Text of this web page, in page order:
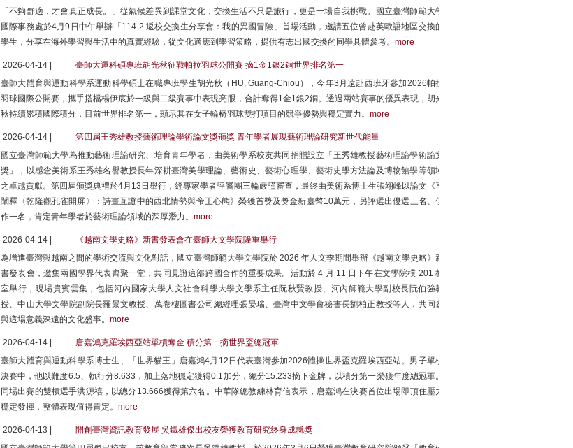
「不夠舒適，才會真正成長。」從氣候差異到課堂文化，交換生活不只是旅行，更是一場自我挑戰。國立臺灣師範大學
國際事務處於4月9日中午舉辦「114-2 返校交換生分享會：我的異國冒險」首場活動，邀請五位曾赴英歐語地區交換的
學生，分享在海外學習與生活中的真實經驗，從文化適應到學習策略，提供有志出國交換的同學具體參考。 more
2026-04-14 |
臺師大運科碩專班胡光秋征戰帕拉羽球公開賽 摘1金1銀2銅世界排名第一
臺師大體育與運動科學系運動科學碩士在職專班學生胡光秋（HU, Guang-Chiou），今年3月遠赴西班牙參加2026帕拉
羽球國際公開賽，攜手搭檔楊伊宸於一級與二級賽事中表現亮眼，合計奪得1金1銀2銅。透過兩站賽事的優異表現，胡光
秋持續累積國際積分，目前世界排名第一，顯示其在女子輪椅羽球雙打項目的競爭優勢與穩定實力。 more
2026-04-14 |
第四屆王秀雄教授藝術理論學術論文獎頒獎 青年學者展現藝術理論研究新世代能量
國立臺灣師範大學為推動藝術理論研究、培育青年學者，由美術學系校友共同捐贈設立「王秀雄教授藝術理論學術論文
獎」，以感念美術系王秀雄名譽教授長年深耕臺灣美學理論、藝術史、藝術心理學、藝術史學方法論及博物館學等領域
之卓越貢獻。第四屆頒獎典禮於4月13日舉行，經專家學者評審團三輪嚴謹審查，最終由美術系博士生張翊峰以論文《再
闡釋〈乾隆觀孔雀開屏〉：詩畫互證中的西北情勢與帝王心態》榮獲首獎及獎金新臺幣10萬元，另評選出優選三名、佳
作一名，肯定青年學者於藝術理論領域的深厚潛力。 more
2026-04-14 |
《越南文學史略》新書發表會在臺師大文學院隆重舉行
為增進臺灣與越南之間的學術交流與文化對話，國立臺灣師範大學文學院於 2026 年人文季期間舉辦《越南文學史略》新
書發表會，邀集兩國學界代表齊聚一堂，共同見證這部跨國合作的重要成果。活動於 4 月 11 日下午在文學院樸 201 教
室舉行，現場貴賓雲集，包括河內國家大學人文社會科學大學文學系主任阮秋賢教授、河內師範大學副校長阮伯強教
授、中山大學文學院副院長羅景文教授、萬卷樓圖書公司總經理張晏瑞、臺灣中文學會秘書長劉柏正教授等人，共同參
與這場意義深遠的文化盛事。 more
2026-04-14 |
唐嘉鴻克羅埃西亞站單槓奪金 積分第一摘世界盃總冠軍
臺師大體育與運動科學系博士生、「世界貓王」唐嘉鴻4月12日代表臺灣參加2026體操世界盃克羅埃西亞站。男子單槓
決賽中，他以難度6.5、執行分8.633，加上落地穩定獲得0.1加分，總分15.233摘下金牌，以積分第一榮獲年度總冠軍。
同場出賽的雙槓選手洪源禧，以總分13.666獲得第六名。中華隊總教練林育信表示，唐嘉鴻在決賽首位出場即頂住壓力
穩定發揮，整體表現值得肯定。 more
2026-04-13 |
開創臺灣資訊教育發展 吳鐵雄傑出校友榮獲教育研究終身成就獎